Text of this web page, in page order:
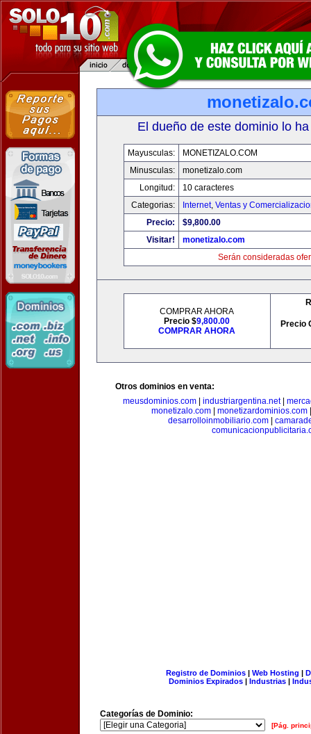
El dueño de este dominio lo
Mayusculas:
MONETIZALO.COM
Minusculas:
monetizalo.com
Longitud:
10 caracteres
Categorias:
Internet, Ventas y
Precio:
$9,800.00
Visitar!
monetizalo.com
Serán consideradas
COMPRAR AHORA
Precio $9,800.00
COMPRAR AHORA
Precio
Otros dominios en venta:
meusdominios.com| industriargentina.net|
monetizalo.com| monetizardominios.com
desarrolloinmobiliario.com
Registro de Dominios| Web Hosting |
Dominios Expirados | Industrias |
Categorías de Dominio:
[Pág.